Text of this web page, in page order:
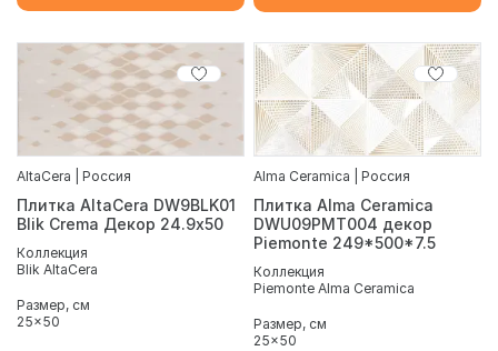
AltaCera | Россия
Плитка AltaCera DW9BLK01
Blik Crema Декор 24.9х50
Коллекция
Blik AltaCera
Размер, см
25x50
Alma Ceramica | Россия
Плитка Alma Ceramica
DWU09PMT004 декор
Piemonte 249*500*7.5
Коллекция
Piemonte Alma Ceramica
Размер, см
25x50